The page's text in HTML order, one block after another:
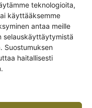
teknologioita,
käyttääksemme
antaa meille
selauskäyttäytymistä
Suostumuksen
haitallisesti